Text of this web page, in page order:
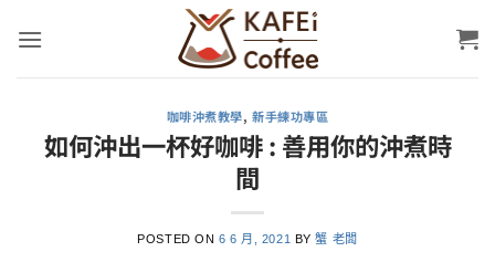
咖啡沖煮教學,新手練功專區
如何沖出一杯好咖啡 : 善用你的沖煮時
間
POSTED ON 6 6 月, 2021 BY蟹 老闆